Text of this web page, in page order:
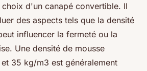
d'un canapé convertible. Il
des aspects tels que la densité
influencer la fermeté ou la
Une densité de mousse
35 kg/m3 est généralement